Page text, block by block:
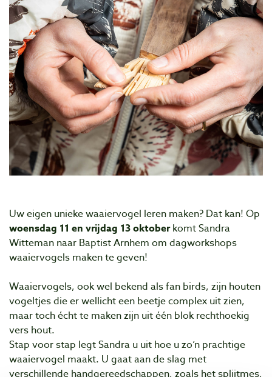
Uw eigen unieke waaiervogel leren maken? Dat kan! Op
woensdag 11 en vrijdag 13 oktoberkomt Sandra
Witteman naar Baptist Arnhem om dagworkshops
waaiervogels maken te geven!
Waaiervogels, ook wel bekend als fan birds, zijn houten
vogeltjes die er wellicht een beetje complex uit zien,
maar toch écht te maken zijn uit één blok rechthoekig
vers hout.
Stap voor stap legt Sandra u uit hoe u zo’n prachtige
waaiervogel maakt. U gaat aan de slag met
verschillende handgereedschappen, zoals het splijtmes,